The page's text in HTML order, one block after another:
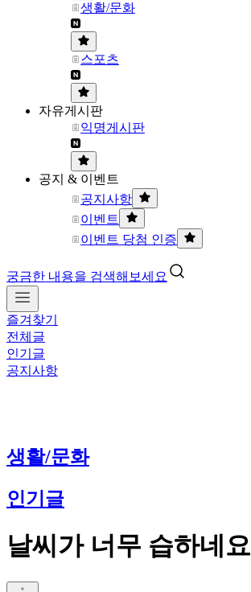
생활/문화
스포츠
자유게시판
익명게시판
공지 & 이벤트
공지사항
이벤트
이벤트 당첨 인증
궁금한 내용을 검색해보세요
즐겨찾기
전체글
인기글
공지사항
생활/문화
인기글
날씨가 너무 습하네요